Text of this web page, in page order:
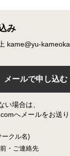
み
kame@yu-
メールで申し込む
い場合は、
へメールをお送り
ークル名)
・ご連絡先